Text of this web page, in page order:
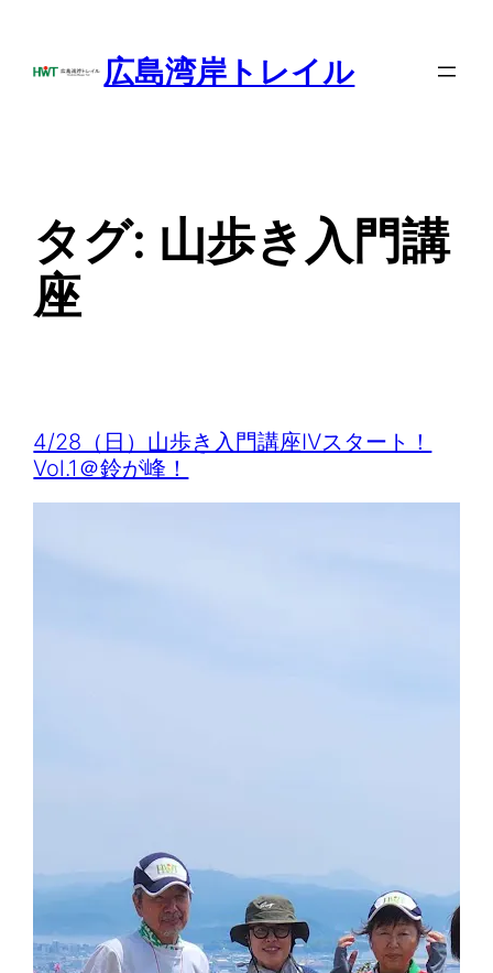
広島湾岸トレイル
タグ: 山歩き入門講
座
4/28（日）山歩き入門講座Ⅳスタート！
Vol.1＠鈴が峰！